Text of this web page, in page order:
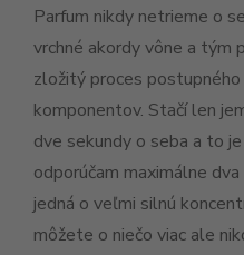
Parfum nikdy netrieme o
vrchné akordy vône a tým
zložitý proces
komponentov. Stačí len
dve sekundy o seba a to
odporúčam maximálne
jedná o veľmi silnú
môžete o niečo viac ale